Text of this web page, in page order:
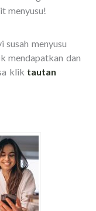
menyusu!
susah menyusu
mendapatkan dan
klik tautan